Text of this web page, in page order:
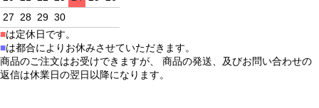
27 28 29 30
■は定休日です。
■は都合によりお休みさせていただきます。
商品のご注文はお受けできますが、 商品の発送、及びお問い合わせの
返信は休業日の翌日以降になります。